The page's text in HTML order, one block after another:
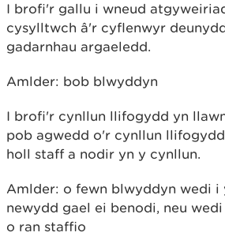
I brofi'r gallu i wneud
cysylltwch â'r cyflenwyr
gadarnhau argaeledd.
Amlder: bob blwyddyn
I brofi'r cynllun llifogydd yn
pob agwedd o'r cynllun
holl staff a nodir yn y cynllun.
Amlder: o fewn blwyddyn wedi i
newydd gael ei benodi, neu
o ran staffio